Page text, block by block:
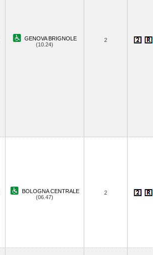
GENOVA BRIGNOLE
(10.24)
2
BOLOGNA CENTRALE
(06.47)
2